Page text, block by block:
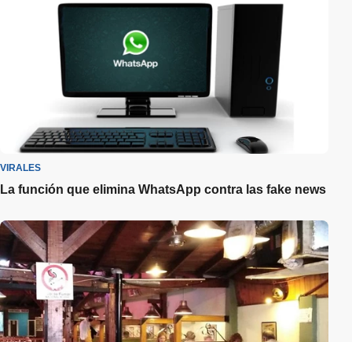
VIRALES
La función que elimina WhatsApp contra las fake news